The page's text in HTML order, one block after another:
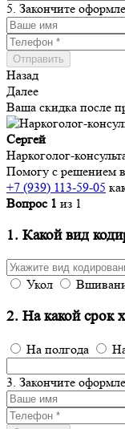
5. Закончите
Назад
Далее
Ваша скидка после
Сергей
Наркоголог-
Помогу с решением
+7 (939) 113-59-05
Вопрос 1 из 1
1. Какой вид
Укол
2. На какой срок
На полгода
3. Закончите